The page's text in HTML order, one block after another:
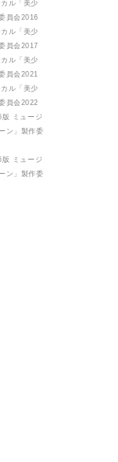
ル「美少
員会2016
ル「美少
員会2017
ル「美少
員会2021
ル「美少
員会2022
ミュージ
ン」製作委
ミュージ
ン」製作委